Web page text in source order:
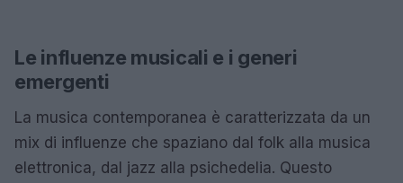
Le influenze musicali e i generi
emergenti
La musica contemporanea è caratterizzata da un
mix di influenze che spaziano dal folk alla musica
elettronica, dal jazz alla psichedelia. Questo